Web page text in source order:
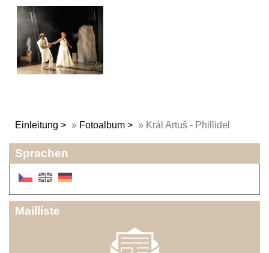
Einleitung » Fotoalbum » Král Artuš - Phillidel
Sprachen
Mailliste